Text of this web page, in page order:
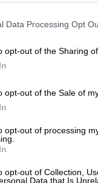
Data Processing Opt
opt-out of the Sharing
opt-out of the Sale of
opt-out of processing
opt-out of Collection,
Data that Is
La peur du
monde n’en
gênante.
pensez
Une
Le heavy
cruels. Les
couverts de
l'industrie
légendes du
également le